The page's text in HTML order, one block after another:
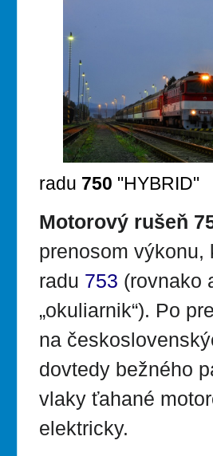
radu 750 "HYBRID"
Motorový rušeň
prenosom výkonu,
radu 753 (rovnako
„okuliarnik“). Po
na
dovtedy bežného
vlaky ťahané
elektricky.